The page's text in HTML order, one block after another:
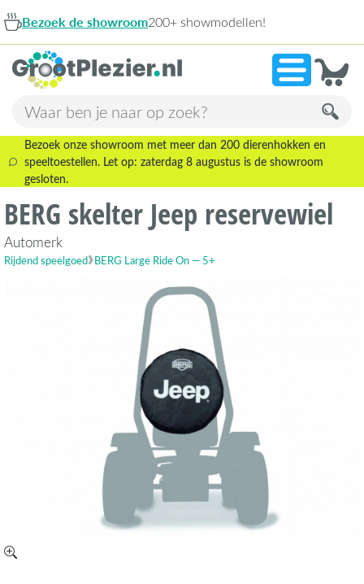
Bezoek de showroom200+ showmodellen!
Bezoek onze showroom met meer dan 200 dierenhokken en
speeltoestellen. Let op: zaterdag 8 augustus is de showroom
gesloten.
BERG skelter Jeep reservewiel
Automerk
Rijdend speelgoed BERG Large Ride On — 5+